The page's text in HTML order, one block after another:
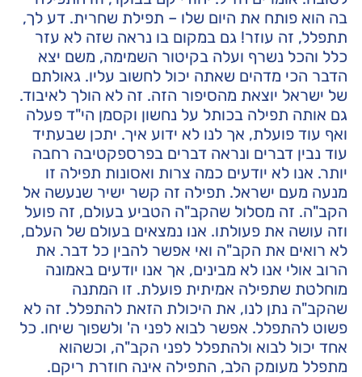
בה הוא פותח את היום שלו – תפילת שחרית. דע לך,
תתפלל, זה עוזר! גם במקום בו נראה שזה לא עזר
כלל והכל נשרף ועלה בקיטור השמימה, משם יצא
הדבר הכי מדהים שאתה יכול לחשוב עליו. גאולתם
של ישראל יוצאת מהסיפור הזה. זה לא הולך לאיבוד.
גם אותה תפילה בכותל על נחשון וקסמן הי"ד פעלה
ואף עוד פועלת, אך לנו לא ידוע איך. יתכן שבעתיד
עוד נבין דברים ונראה דברים בפרספקטיבה רחבה
יותר. אנו לא יודעים כמה צרות ואסונות תפילה זו
מנעה מעם ישראל. תפילה זה קשר ישיר שנעשה אל
הקב"ה. זה מסלול שהקב"ה הטביע בעולם, זה פועל
וזה עושה את פעולתו. אנו נמצאים בעולם של העלם,
לא רואים את הקב"ה ואי אפשר להבין כל דבר. את
הרוב אולי אנו לא מבינים, אך אנו יודעים באמונה
מוחלטת שתפילה אמיתית פועלת. זו המתנה
שהקב"ה נתן לנו, את היכולת הזאת להתפלל. זה לא
פשוט להתפלל. אפשר לבוא לפני ה' ולשפוך שיחו. כל
אחד יכול לבוא ולהתפלל לפני הקב"ה, וכשהוא
מתפלל מעומק הלב, התפילה אינה חוזרת ריקם.